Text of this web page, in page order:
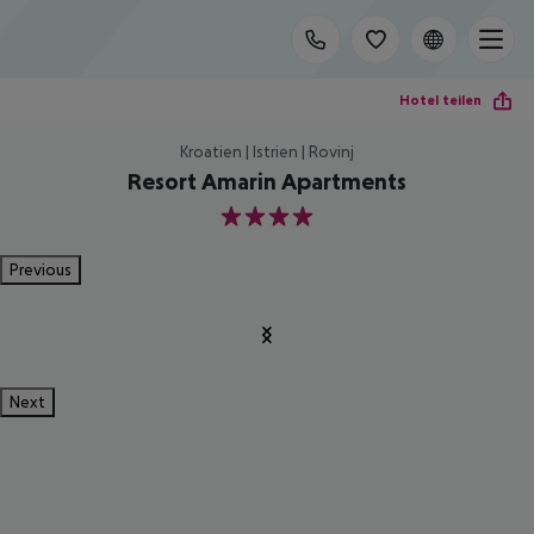
Hotel teilen
Kroatien | Istrien | Rovinj
Resort Amarin Apartments
4
Previous
Next